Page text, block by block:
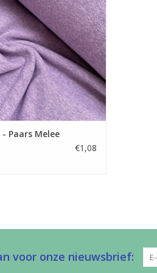
AAN WINKELWAGEN
Paars Melee
€1,08
voor onze nieuwsbrief: